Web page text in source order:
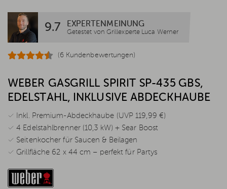
9.7 EXPERTENMEINUNG
Getestet von Grillexperte Luca Werner
(6 Kundenbewertungen)
WEBER GASGRILL SPIRIT SP-435 GBS,
EDELSTAHL, INKLUSIVE ABDECKHAUBE
✓ Inkl. Premium-Abdeckhaube (UVP 119,99 €)
✓ 4 Edelstahlbrenner (10,3 kW) + Sear Boost
✓ Seitenkocher für Saucen & Beilagen
✓ Grillfläche 62 x 44 cm – perfekt für Partys